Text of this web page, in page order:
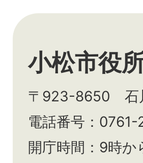
小松市役
〒923-8650 石
電話番号：
開庁時間：9時か